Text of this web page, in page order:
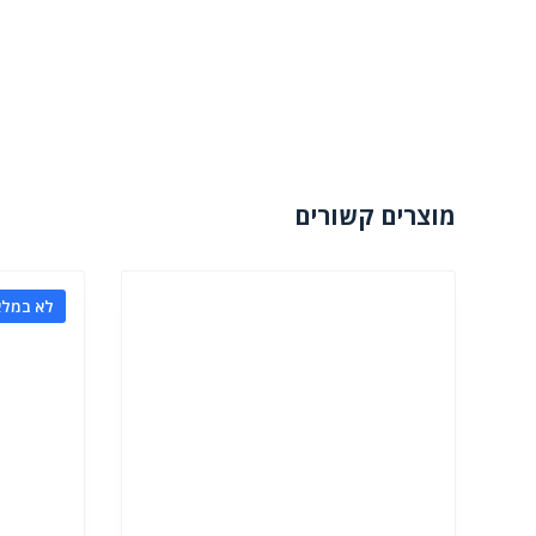
מוצרים קשורים
לא